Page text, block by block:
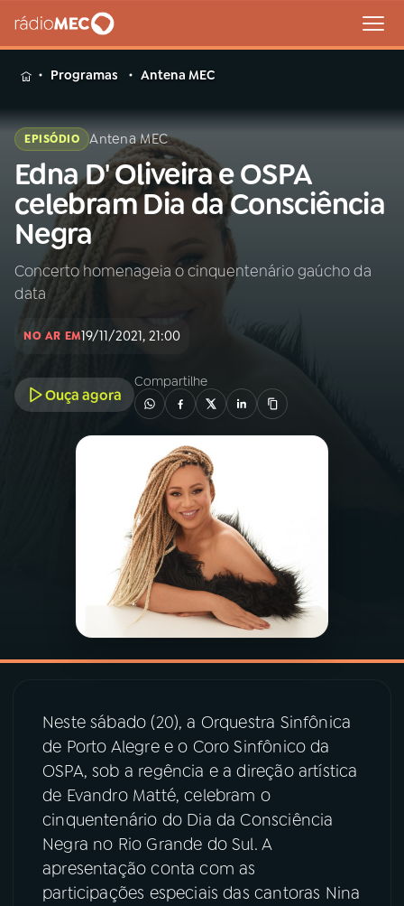
MENU
Buscar
na
Rádio
MEC
Buscar
Início AO VIVO
INÍCIO
A RÁDIO
PROGRAMAÇÃO
PROGRAMAS
PODCASTS
VIDEOCASTS
08PRÊMIO RÁDIO MEC
YouTube Facebook
Instagram X
Programas Antena MEC
EPISÓDIO Antena MEC
Edna D' Oliveira e OSPA
celebram Dia da Consciência
Negra
Concerto homenageia o cinquentenário gaúcho da
data
NO AR EM19/11/2021, 21:00
Ouça agora
Compartilhe
Neste sábado (20), a Orquestra Sinfônica
de Porto Alegre e o Coro Sinfônico da
OSPA, sob a regência e a direção artística
de Evandro Matté, celebram o
cinquentenário do Dia da Consciência
Negra no Rio Grande do Sul. A
apresentação conta com as
participações especiais das cantoras Nina